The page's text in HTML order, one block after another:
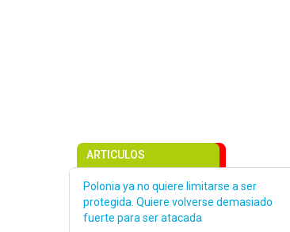
ARTICULOS
Polonia ya no quiere limitarse a ser
protegida. Quiere volverse demasiado
fuerte para ser atacada